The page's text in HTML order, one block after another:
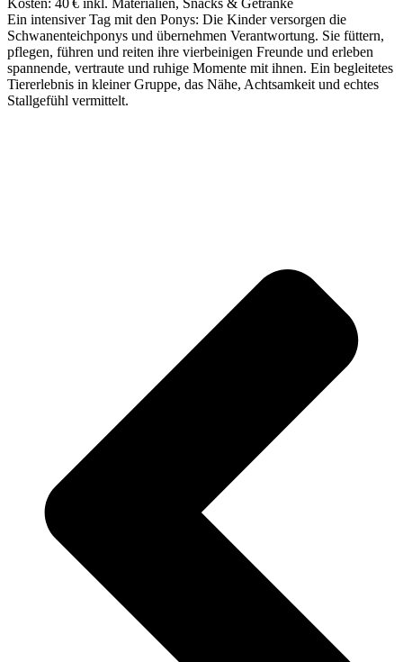
Kosten: 40 € inkl. Materialien, Snacks & Getränke
Ein intensiver Tag mit den Ponys: Die Kinder versorgen die
Schwanenteichponys und übernehmen Verantwortung. Sie füttern,
pflegen, führen und reiten ihre vierbeinigen Freunde und erleben
spannende, vertraute und ruhige Momente mit ihnen. Ein begleitetes
Tiererlebnis in kleiner Gruppe, das Nähe, Achtsamkeit und echtes
Stallgefühl vermittelt.